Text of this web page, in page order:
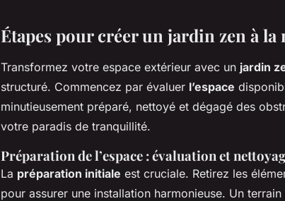
Étapes pour créer un jardin zen à la
Transformez votre espace extérieur avec un jardin
structuré. Commencez par évaluer l’espace
minutieusement préparé, nettoyé et dégagé des
votre paradis de tranquillité.
Préparation de l’espace : évaluation et
La préparation initiale est cruciale. Retirez les
pour assurer une installation harmonieuse. Un